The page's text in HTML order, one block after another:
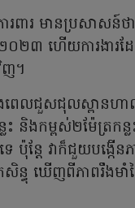
ពារ មានប្រសាសន៍ថ
ាំ២០២៣ ហើយការង
ញ។
នុងពេលជួសជុលស្ពានហ
ះ និងកម្ពស់២ម៉ែត្រកន្
ប៉ុន្តែ វាក៏ជួយបង្ក
ធុ ឃើញពីភាពរឹងមាំន